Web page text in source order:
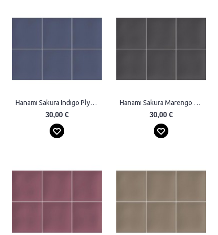
Hanami Sakura Indigo Plytelės
30,00 €
Hanami Sakura Marengo Plytelės
30,00 €